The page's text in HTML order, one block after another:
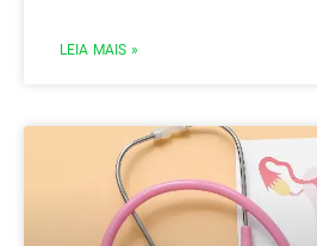
LEIA MAIS »